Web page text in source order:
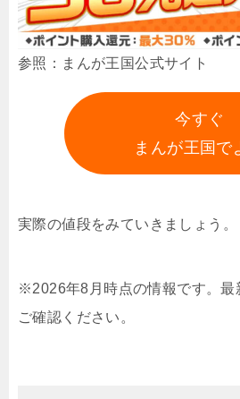
参照：まんが王国公式サイト
今すぐ
まんが王国で
実際の値段をみていきましょう。
※2026年8月時点の情報です。最
ご確認ください。